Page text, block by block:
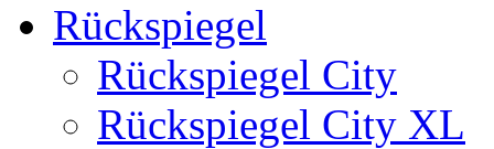
Rückspiegel
Rückspiegel City
Rückspiegel City XL